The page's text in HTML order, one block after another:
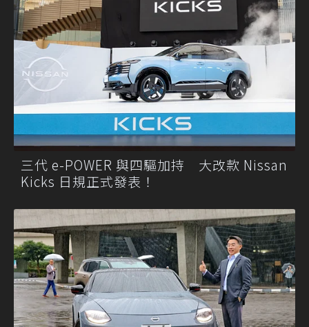
三代 e-POWER 與四驅加持 大改款 Nissan
Kicks 日規正式發表！